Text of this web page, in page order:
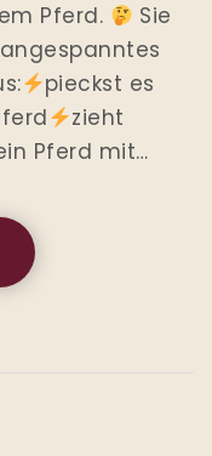
Pferd.
Sie
pieckst es
zieht
Pferd mit…